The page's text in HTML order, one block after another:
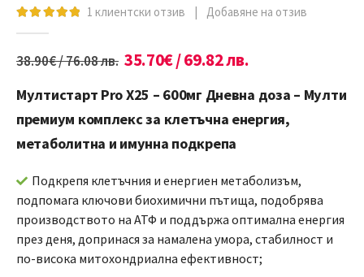
1 клиентски отзив | Добавяне на отзив
38.90€/ 76.08 лв. 35.70€/ 69.82 лв.
Мултистарт Pro Х25 – 600мг Дневна доза – Мулти
премиум комплекс за клетъчна енергия,
метаболитна и имунна подкрепа
Подкрепя клетъчния и енергиен метаболизъм,
подпомага ключови биохимични пътища, подобрява
производството на АТФ и поддържа оптимална енергия
през деня, допринася за намалена умора, стабилност и
по-висока митохондриална ефективност;